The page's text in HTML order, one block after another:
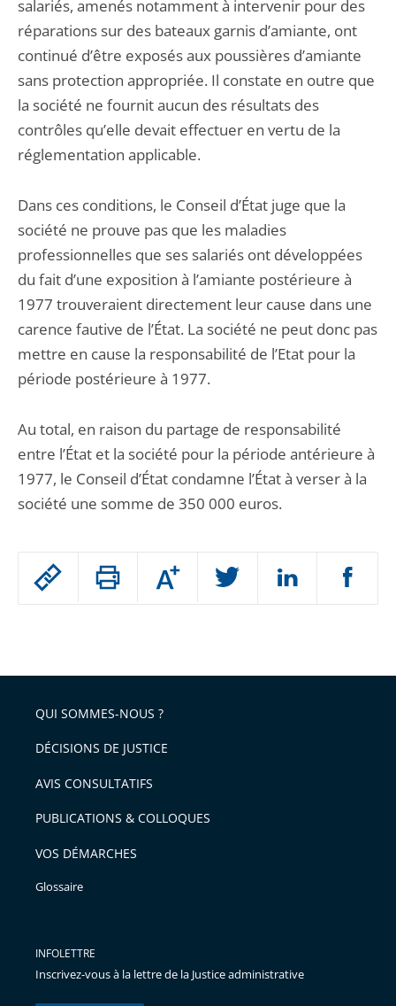
Passer
arriver
après
Augmenter
ou
l'article
pour
avant
salariés, amenés notamment à intervenir pour des
réparations sur des bateaux garnis d’amiante, ont
continué d’être exposés aux poussières d’amiante
sans protection appropriée. Il constate en outre que
la société ne fournit aucun des résultats des
contrôles qu’elle devait effectuer en vertu de la
réglementation applicable.
Dans ces conditions, le Conseil d’État juge que la
société ne prouve pas que les maladies
professionnelles que ses salariés ont développées
du fait d’une exposition à l’amiante postérieure à
1977 trouveraient directement leur cause dans une
carence fautive de l’État. La société ne peut donc pas
mettre en cause la responsabilité de l’Etat pour la
période postérieure à 1977.
Au total, en raison du partage de responsabilité
entre l’État et la société pour la période antérieure à
1977, le Conseil d’État condamne l’État à verser à la
société une somme de 350 000 euros.
QUI SOMMES-NOUS ?
DÉCISIONS DE JUSTICE
AVIS CONSULTATIFS
PUBLICATIONS & COLLOQUES
VOS DÉMARCHES
Glossaire
INFOLETTRE
Inscrivez-vous à la lettre de la Justice administrative